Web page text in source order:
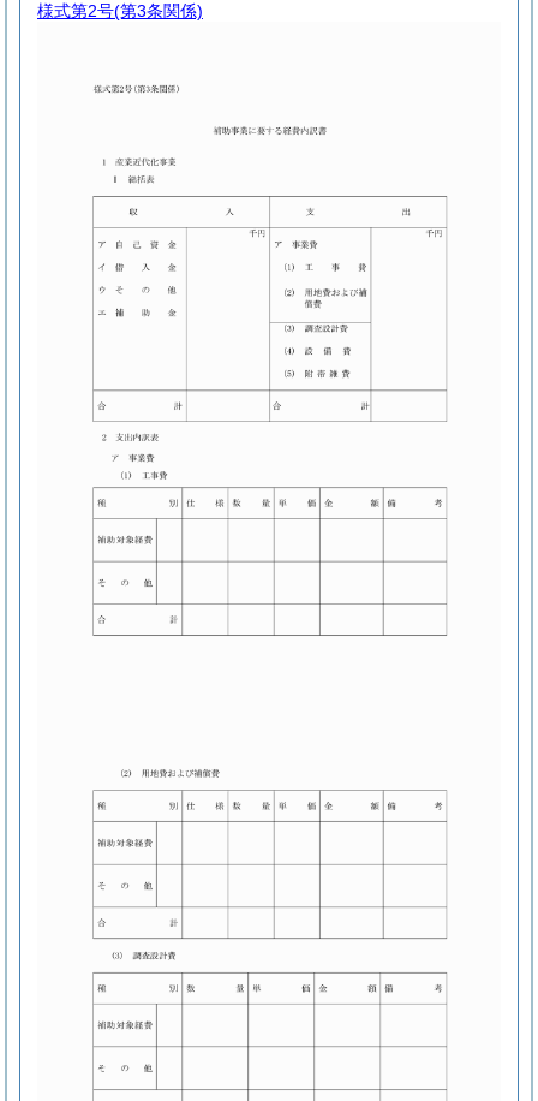
様式第2号(第3条関係)